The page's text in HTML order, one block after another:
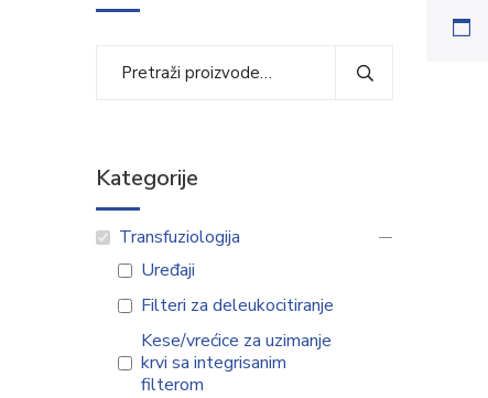
Kategorije
Transfuziologija
Uređaji
Filteri za deleukocitiranje
Kese/vrećice za uzimanje
krvi sa integrisanim
filterom